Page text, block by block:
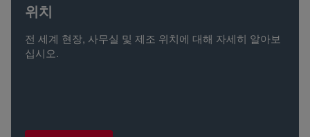
위치
전 세계 현장, 사무실 및 제조 위치에 대해 자세히 알아보
십시오.